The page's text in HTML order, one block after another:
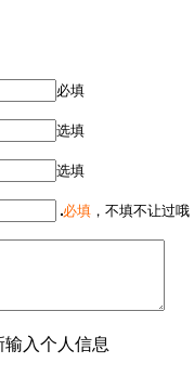
必填
选填
选填
必填 ，不填不让过
入个人信息